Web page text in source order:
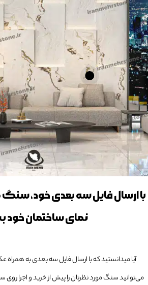
با ارسال فایل سه بعدی خود، سنگ
نمای ساختمان خود
آیا میدانستید که با ارسال فایل سه بعدی به
می‌توانید سنگ مورد نظرتان را پیش از خرید و اجرا روی